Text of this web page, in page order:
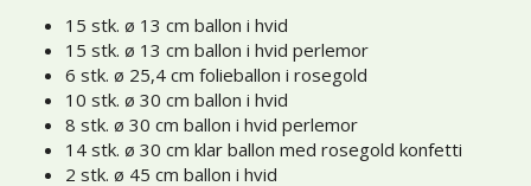
15 stk. ø 13 cm ballon i hvid
15 stk. ø 13 cm ballon i hvid perlemor
6 stk. ø 25,4 cm folieballon i rosegold
10 stk. ø 30 cm ballon i hvid
8 stk. ø 30 cm ballon i hvid perlemor
14 stk. ø 30 cm klar ballon med rosegold konfetti
2 stk. ø 45 cm ballon i hvid